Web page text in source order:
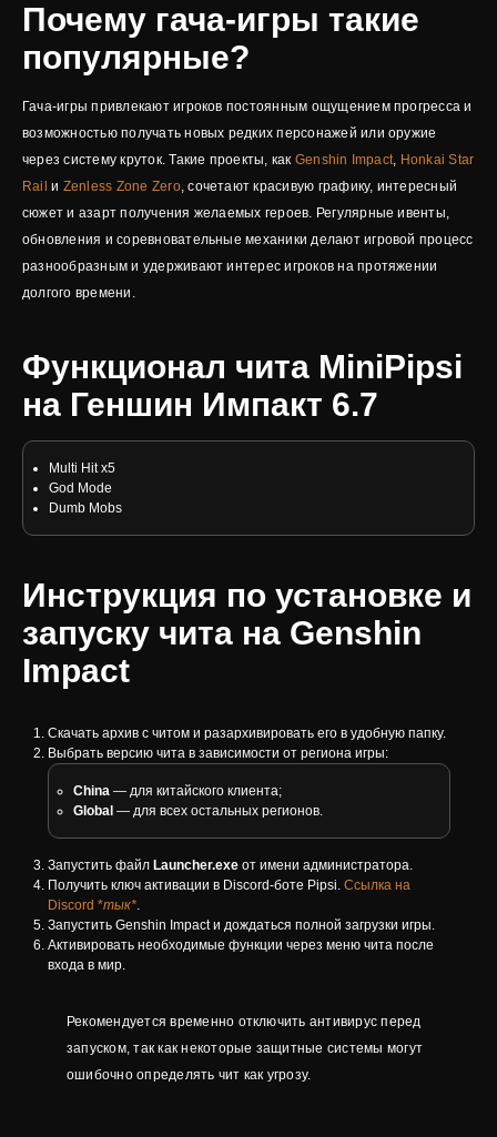
Почему гача-игры такие
популярные?
Гача-игры привлекают игроков постоянным ощущением прогресса и
возможностью получать новых редких персонажей или оружие
через систему круток. Такие проекты, как Genshin Impact, Honkai Star
Rail и Zenless Zone Zero, сочетают красивую графику, интересный
сюжет и азарт получения желаемых героев. Регулярные ивенты,
обновления и соревновательные механики делают игровой процесс
разнообразным и удерживают интерес игроков на протяжении
долгого времени.
Функционал чита MiniPipsi
на Геншин Импакт 6.7
Multi Hit x5
God Mode
Dumb Mobs
Инструкция по установке и
запуску чита на Genshin
Impact
Скачать архив с читом и разархивировать его в удобную папку.
Выбрать версию чита в зависимости от региона игры:
China — для китайского клиента;
Global — для всех остальных регионов.
Запустить файл Launcher.exeот имени администратора.
Получить ключ активации в Discord-боте Pipsi. Ссылка на
Discord *тык*.
Запустить Genshin Impact и дождаться полной загрузки игры.
Активировать необходимые функции через меню чита после
входа в мир.
Рекомендуется временно отключить антивирус перед
запуском, так как некоторые защитные системы могут
ошибочно определять чит как угрозу.